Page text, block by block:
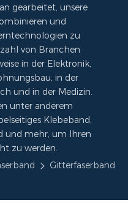
gearbeitet, unsere
und
zu
von Branchen
in der Elektronik,
in der
und in der Medizin.
unter anderem
Klebeband,
und mehr, um Ihren
zu werden.
Gitterfaserband